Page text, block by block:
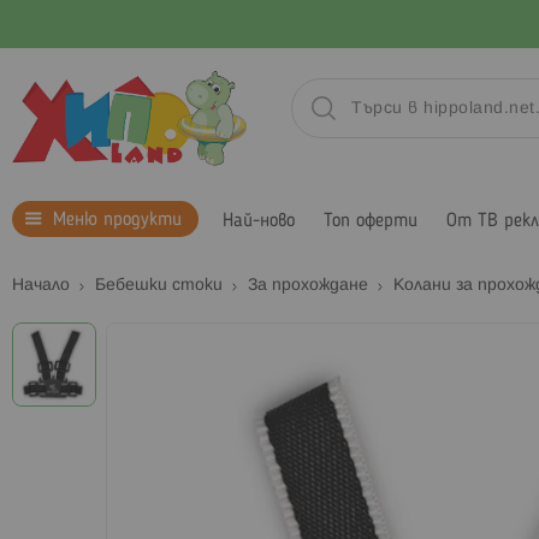
Меню продукти Най-ново Топ оферти От ТВ
Начало Бебешки стоки За прохождане Колани за
Преминете
към
края
на